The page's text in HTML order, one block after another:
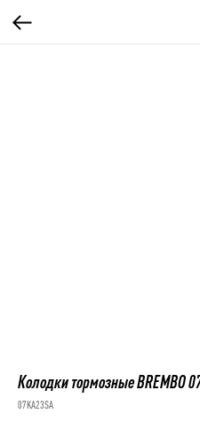
Колодки тормозные BREMBO
07KA23SA